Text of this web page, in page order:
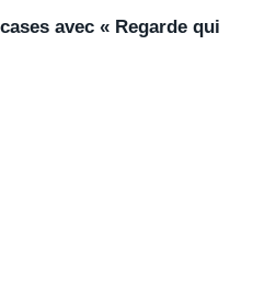
avec « Regarde qui